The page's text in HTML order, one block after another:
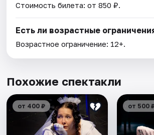
Стоимость билета: от 850 ₽.
Есть ли возрастные
Возрастное ограничение: 12+.
Похожие спектакли
от 400 ₽ от 500